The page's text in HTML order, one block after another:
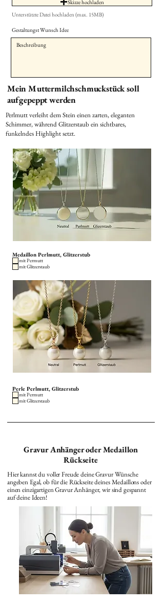
Skizze hochladen
Unterstützte Datei hochladen (max. 15MB)
Gestaltungst Wunsch Idee
Mein Muttermilchschmuckstück soll
aufgepeppt werden
Perlmutt verleiht dem Stein einen zarten, eleganten
Schimmer, während Glitzerstaub ein sichtbares,
funkelndes Highlight setzt.
Medaillon Perlmutt, Glitzerstub
mit Permutt
mit Glitzerstaub
Perle Perlmutt, Glitzerstub
mit Permutt
mit Glitzerstaub
Gravur Anhänger oder Medaillon
Rückseite
Hier kannst du voller Freude deine Gravur Wünsche
angeben Egal, ob für die Rückseite deines Medaillons oder
einen einzigartigen Gravur Anhänger, wir sind gespannt
auf deine Ideen!